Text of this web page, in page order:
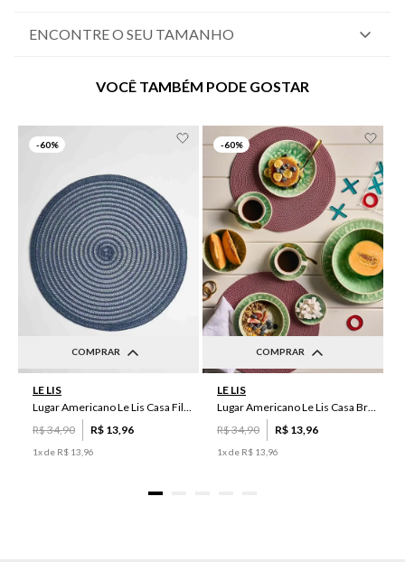
ENCONTRE O SEU TAMANHO
VOCÊ TAMBÉM PODE GOSTAR
-60%
COMPRAR
LE LIS
Lugar Americano Le Lis Casa Filipa
R$34,90 R$ 13 96
1x de R$ 13 96
-60%
COMPRAR
LE LIS
Lugar Americano Le Lis Casa Brenda
R$34,90 R$ 13 96
1x de R$ 13 96